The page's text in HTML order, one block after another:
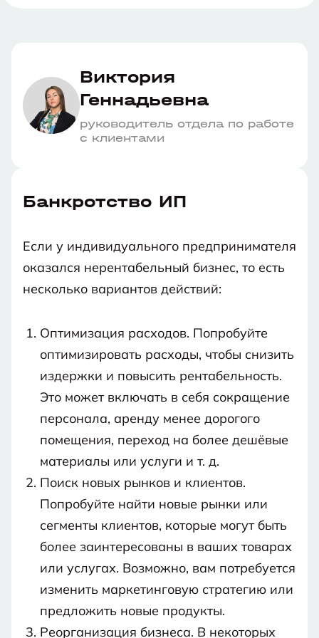
Виктория
Геннадьевна
руководитель отдела по работе
с клиентами
Банкротство ИП
Если у индивидуального предпринимателя
оказался нерентабельный бизнес, то есть
несколько вариантов действий:
Оптимизация расходов. Попробуйте
оптимизировать расходы, чтобы снизить
издержки и повысить рентабельность.
Это может включать в себя сокращение
персонала, аренду менее дорогого
помещения, переход на более дешёвые
материалы или услуги и т. д.
Поиск новых рынков и клиентов.
Попробуйте найти новые рынки или
сегменты клиентов, которые могут быть
более заинтересованы в ваших товарах
или услугах. Возможно, вам потребуется
изменить маркетинговую стратегию или
предложить новые продукты.
Реорганизация бизнеса. В некоторых